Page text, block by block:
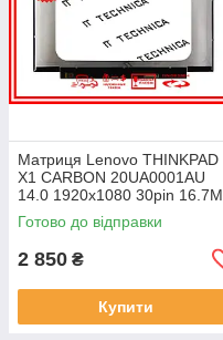
Матриця Lenovo THINKPAD
X1 CARBON 20UA0001AU
14.0 1920x1080 30pin 16.7M
45% NTSC 300 cd/m² для
ноутбука
Готово до відправки
2 850 ₴
Купити